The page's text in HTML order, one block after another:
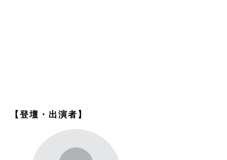
【登壇・出演者】